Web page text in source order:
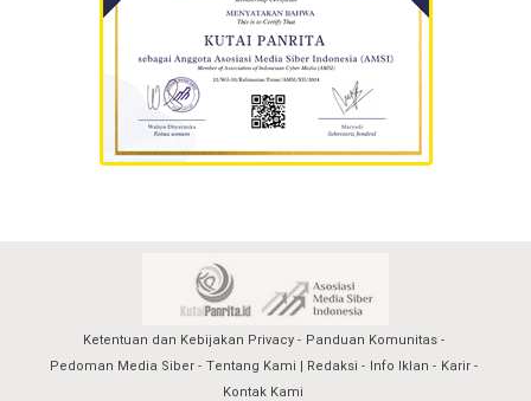
Ketentuan dan Kebijakan Privacy
Panduan Komunitas
Pedoman Media Siber
Tentang Kami | Redaksi Info Iklan
Karir
Kontak Kami